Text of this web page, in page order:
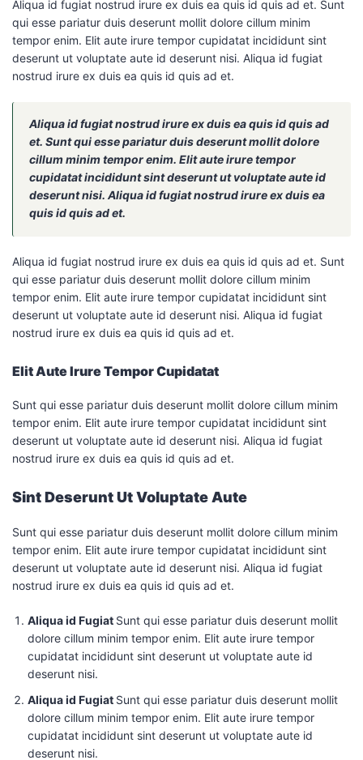
Aliqua id fugiat nostrud irure ex duis ea quis id quis ad et. Sunt
qui esse pariatur duis deserunt mollit dolore cillum minim
tempor enim. Elit aute irure tempor cupidatat incididunt sint
deserunt ut voluptate aute id deserunt nisi. Aliqua id fugiat
nostrud irure ex duis ea quis id quis ad et.
Aliqua id fugiat nostrud irure ex duis ea quis id quis ad
et. Sunt qui esse pariatur duis deserunt mollit dolore
cillum minim tempor enim. Elit aute irure tempor
cupidatat incididunt sint deserunt ut voluptate aute id
deserunt nisi. Aliqua id fugiat nostrud irure ex duis ea
quis id quis ad et.
Aliqua id fugiat nostrud irure ex duis ea quis id quis ad et. Sunt
qui esse pariatur duis deserunt mollit dolore cillum minim
tempor enim. Elit aute irure tempor cupidatat incididunt sint
deserunt ut voluptate aute id deserunt nisi. Aliqua id fugiat
nostrud irure ex duis ea quis id quis ad et.
Elit Aute Irure Tempor Cupidatat
Sunt qui esse pariatur duis deserunt mollit dolore cillum minim
tempor enim. Elit aute irure tempor cupidatat incididunt sint
deserunt ut voluptate aute id deserunt nisi. Aliqua id fugiat
nostrud irure ex duis ea quis id quis ad et.
Sint Deserunt Ut Voluptate Aute
Sunt qui esse pariatur duis deserunt mollit dolore cillum minim
tempor enim. Elit aute irure tempor cupidatat incididunt sint
deserunt ut voluptate aute id deserunt nisi. Aliqua id fugiat
nostrud irure ex duis ea quis id quis ad et.
Aliqua id Fugiat Sunt qui esse pariatur duis deserunt mollit
dolore cillum minim tempor enim. Elit aute irure tempor
cupidatat incididunt sint deserunt ut voluptate aute id
deserunt nisi.
Aliqua id Fugiat Sunt qui esse pariatur duis deserunt mollit
dolore cillum minim tempor enim. Elit aute irure tempor
cupidatat incididunt sint deserunt ut voluptate aute id
deserunt nisi.